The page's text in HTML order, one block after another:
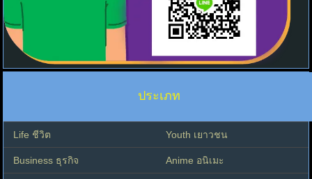
ประเภท
Life ชีวิต Youth เยาวชน
Business ธุรกิจ Anime อนิเมะ